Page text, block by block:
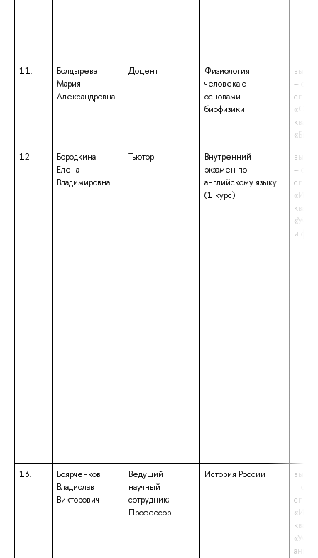
11.
Болдырева
Мария
Александровна
Доцент
Физиология
человека с
основами
биофизики
–
12.
Бородкина
Елена
Владимировна
Тьютор
Внутренний
экзамен по
английскому языку
(1 курс)
–
и
13.
Боярченков
Владислав
Викторович
Ведущий
научный
сотрудник;
Профессор
История России
–